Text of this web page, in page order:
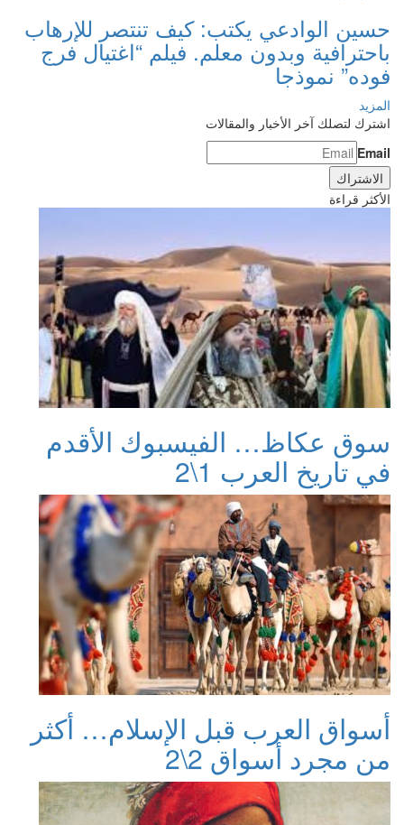
حسين الوادعي يكتب: كيف تنتصر للإرهاب
باحترافية وبدون معلم. فيلم “اغتيال فرج
فوده” نموذجا
المزيد
اشترك لتصلك آخر الأخبار والمقالات
Email
الأكثر قراءة
سوق عكاظ… الفيسبوك الأقدم
في تاريخ العرب 1\2
أسواق العرب قبل الإسلام… أكثر
من مجرد أسواق 2\2